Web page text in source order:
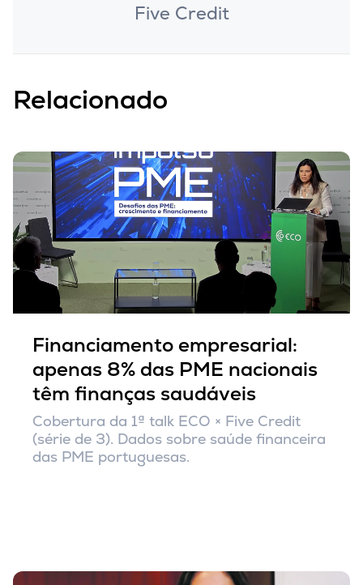
Five Credit
Relacionado
Financiamento empresarial:
apenas 8% das PME nacionais
têm finanças saudáveis
Cobertura da 1ª talk ECO × Five Credit
(série de 3). Dados sobre saúde financeira
das PME portuguesas.